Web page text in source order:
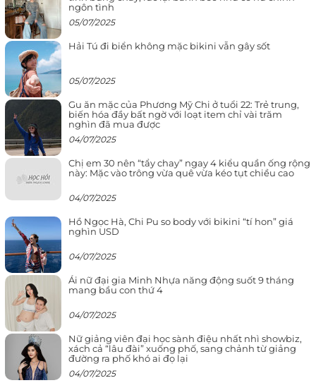
ngôn tình
05/07/2025
Hải Tú đi biển không mặc bikini vẫn gây sốt
05/07/2025
Gu ăn mặc của Phương Mỹ Chi ở tuổi 22: Trẻ trung,
biến hóa đầy bất ngờ với loạt item chỉ vài trăm
nghìn đã mua được
04/07/2025
Chị em 30 nên “tẩy chay” ngay 4 kiểu quần ống rộng
này: Mặc vào trông vừa quê vừa kéo tụt chiều cao
04/07/2025
Hồ Ngọc Hà, Chi Pu so body với bikini “tí hon” giá
nghìn USD
04/07/2025
Ái nữ đại gia Minh Nhựa năng động suốt 9 tháng
mang bầu con thứ 4
04/07/2025
Nữ giảng viên đại học sành điệu nhất nhì showbiz,
xách cả “lâu đài” xuống phố, sang chảnh từ giảng
đường ra phố khó ai đọ lại
04/07/2025